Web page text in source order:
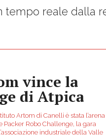
tempo reale dalla
vince la
di Atpica
Artom di Canelli è stata l’arena
Packer Robo Challenge, la gara
industriale della Valle